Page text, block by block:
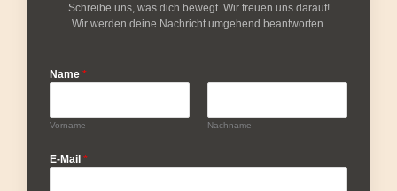
Schreibe uns, was dich bewegt. Wir freuen uns darauf!
Wir werden deine Nachricht umgehend beantworten.
Name *
Vorname Nachname
E-Mail *